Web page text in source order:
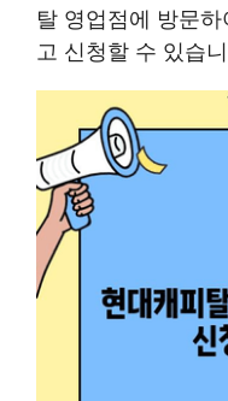
탈 영업점에 방문
고 신청할 수 있습